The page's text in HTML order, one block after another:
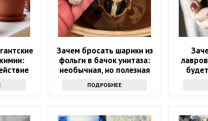
Зачем бросать шарики из
фольги в бачок унитаза:
необычная, но полезная
ПОДРОБНЕЕ